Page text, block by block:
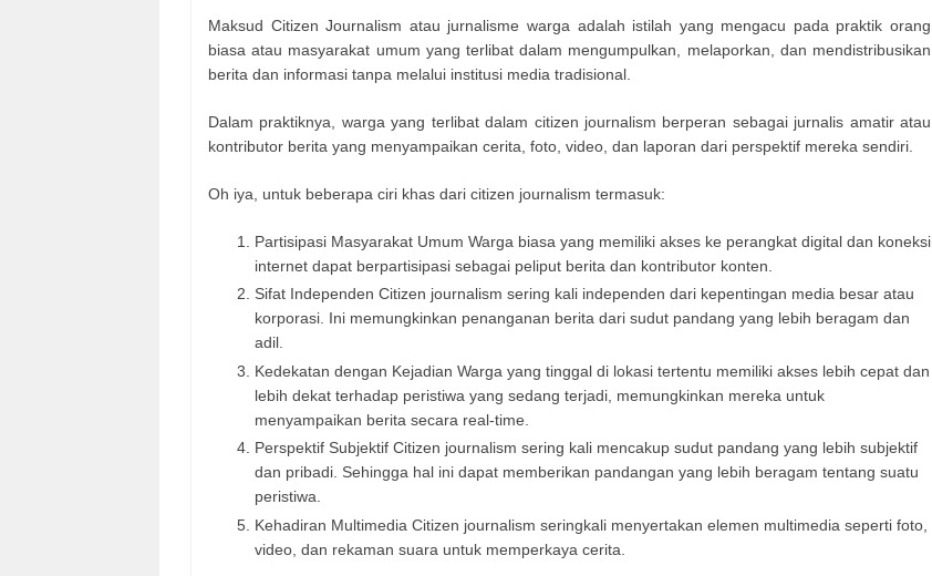
Maksud Citizen Journalism atau jurnalisme warga adalah istilah yang mengacu pada praktik orang
biasa atau masyarakat umum yang terlibat dalam mengumpulkan, melaporkan, dan mendistribusikan
berita dan informasi tanpa melalui institusi media tradisional.
Dalam praktiknya, warga yang terlibat dalam citizen journalism berperan sebagai jurnalis amatir atau
kontributor berita yang menyampaikan cerita, foto, video, dan laporan dari perspektif mereka sendiri.
Oh iya, untuk beberapa ciri khas dari citizen journalism termasuk:
Partisipasi Masyarakat Umum Warga biasa yang memiliki akses ke perangkat digital dan koneksi
internet dapat berpartisipasi sebagai peliput berita dan kontributor konten.
Sifat Independen Citizen journalism sering kali independen dari kepentingan media besar atau
korporasi. Ini memungkinkan penanganan berita dari sudut pandang yang lebih beragam dan
adil.
Kedekatan dengan Kejadian Warga yang tinggal di lokasi tertentu memiliki akses lebih cepat dan
lebih dekat terhadap peristiwa yang sedang terjadi, memungkinkan mereka untuk
menyampaikan berita secara real-time.
Perspektif Subjektif Citizen journalism sering kali mencakup sudut pandang yang lebih subjektif
dan pribadi. Sehingga hal ini dapat memberikan pandangan yang lebih beragam tentang suatu
peristiwa.
Kehadiran Multimedia Citizen journalism seringkali menyertakan elemen multimedia seperti foto,
video, dan rekaman suara untuk memperkaya cerita.